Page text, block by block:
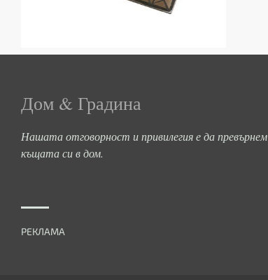
Дом & Градина
Нашата отговорност и привилегия е да превърнем
къщата си в дом.
РЕКЛАМА